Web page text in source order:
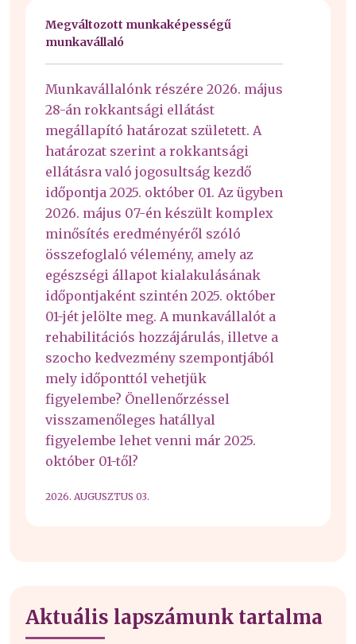
Megváltozott munkaképességű
munkavállaló
Munkavállalónk részére 2026. május
28-án rokkantsági ellátást
megállapító határozat született. A
határozat szerint a rokkantsági
ellátásra való jogosultság kezdő
időpontja 2025. október 01. Az ügyben
2026. május 07-én készült komplex
minősítés eredményéről szóló
összefoglaló vélemény, amely az
egészségi állapot kialakulásának
időpontjaként szintén 2025. október
01-jét jelölte meg. A munkavállalót a
rehabilitációs hozzájárulás, illetve a
szocho kedvezmény szempontjából
mely időponttól vehetjük
figyelembe? Önellenőrzéssel
visszamenőleges hatállyal
figyelembe lehet venni már 2025.
október 01-től?
2026. AUGUSZTUS 03.
Aktuális lapszámunk tartalma